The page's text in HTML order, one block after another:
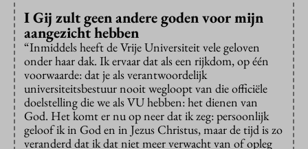
I Gij zult geen andere goden voor mijn
aangezicht hebben
“Inmiddels heeft de Vrije Universiteit vele geloven
onder haar dak. Ik ervaar dat als een rijkdom, op één
voorwaarde: dat je als verantwoordelijk
universiteitsbestuur nooit wegloopt van die officiële
doelstelling die we als VU hebben: het dienen van
God. Het komt er nu op neer dat ik zeg: persoonlijk
geloof ik in God en in Jezus Christus, maar de tijd is zo
veranderd dat ik dat niet meer verwacht van of opleg